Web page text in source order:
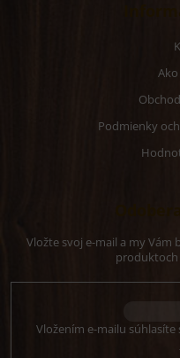
Podmienky
Vložte svoj e-mail a my Vám
produktoch
Vložením e-mailu súhlasíte